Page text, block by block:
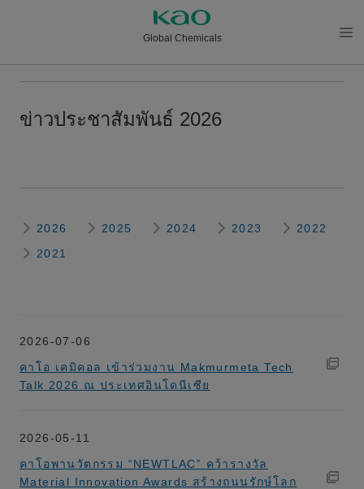
Global Chemicals
ュー
ข่าวประชาสัมพันธ์ 2026
2026 2025 2024 2023
2022
2021
2026-07-06
คาโอ เคมิคอล เข้าร่วมงาน Makmurmeta Tech
Talk 2026 ณ ประเทศอินโดนีเซีย
2026-05-11
คาโอพานวัตกรรม “NEWTLAC” คว้ารางวัล
Material Innovation Awards สร้างถนนรักษ์โลก